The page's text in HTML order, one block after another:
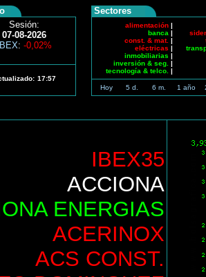
Sesión:
07-08-2026
IBEX: -0,02%
17:57
Sectores
alimentación |
banca |
const. & mat. |
eléctricas |
inmobiliarias |
inversión & seg. |
tecnología & telco. |
Hoy 5 d. 6 m. 1 año
IBEX35
ACCIONA
ENERGIAS
ACERINOX
ACS CONST.